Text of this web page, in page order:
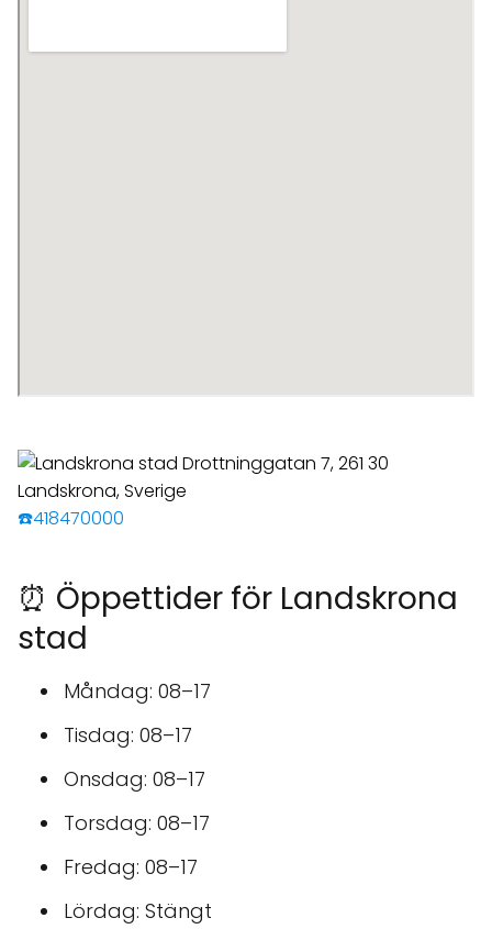
☎️418470000
⏰ Öppettider för Landskrona
stad
Måndag: 08–17
Tisdag: 08–17
Onsdag: 08–17
Torsdag: 08–17
Fredag: 08–17
Lördag: Stängt